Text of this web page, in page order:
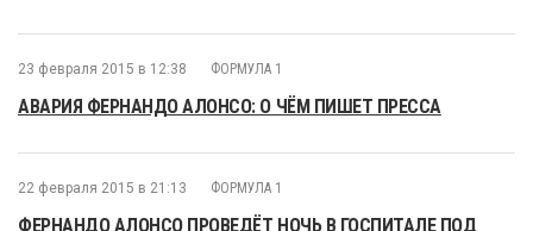
23 февраля 2015 в 12:38 ФОРМУЛА 1
АВАРИЯ ФЕРНАНДО АЛОНСО: О ЧЁМ ПИШЕТ ПРЕССА
22 февраля 2015 в 21:13 ФОРМУЛА 1
ФЕРНАНДО АЛОНСО ПРОВЕДЁТ НОЧЬ В ГОСПИТАЛЕ ПОД